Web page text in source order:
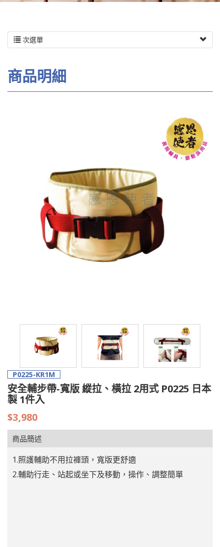
次選單
商品明細
P0225-KR1M
安全輔步帶-寬版 縱拉、橫拉 2用式 P0225 日本
製 1件入
$3,980
商品簡述
1.照護輔助不用拉褲頭，寬版更舒適
2.輔助行走、站起或坐下及移動，操作、調整簡單